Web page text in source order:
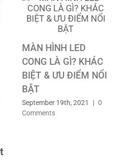
MÀN HÌNH LED
LÀ GÌ? KHÁC
& ƯU ĐIỂM NỔI
19th, 2021 |
0
Comments
có gì
August